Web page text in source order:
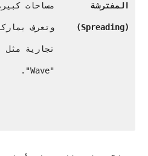
المفترشة
(Spreading)
مساحات
وتعرف
تجارية مثل
"Wave".